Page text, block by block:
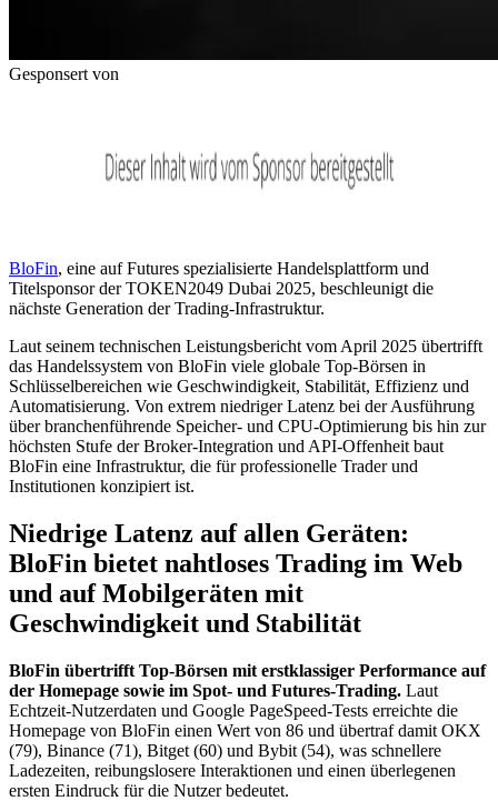
Gesponsert von
BloFin, eine auf Futures spezialisierte Handelsplattform und
Titelsponsor der TOKEN2049 Dubai 2025, beschleunigt die
nächste Generation der Trading-Infrastruktur.
Laut seinem technischen Leistungsbericht vom April 2025 übertrifft
das Handelssystem von BloFin viele globale Top-Börsen in
Schlüsselbereichen wie Geschwindigkeit, Stabilität, Effizienz und
Automatisierung. Von extrem niedriger Latenz bei der Ausführung
über branchenführende Speicher- und CPU-Optimierung bis hin zur
höchsten Stufe der Broker-Integration und API-Offenheit baut
BloFin eine Infrastruktur, die für professionelle Trader und
Institutionen konzipiert ist.
Niedrige Latenz auf allen Geräten:
BloFin bietet nahtloses Trading im Web
und auf Mobilgeräten mit
Geschwindigkeit und Stabilität
BloFin übertrifft Top-Börsen mit erstklassiger Performance auf
der Homepage sowie im Spot- und Futures-Trading. Laut
Echtzeit-Nutzerdaten und Google PageSpeed-Tests erreichte die
Homepage von BloFin einen Wert von 86 und übertraf damit OKX
(79), Binance (71), Bitget (60) und Bybit (54), was schnellere
Ladezeiten, reibungslosere Interaktionen und einen überlegenen
ersten Eindruck für die Nutzer bedeutet.